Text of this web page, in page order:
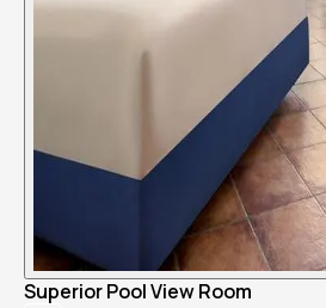
Superior Pool View Room